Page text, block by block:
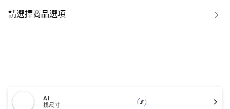
請選擇商品選項
AI
找尺寸